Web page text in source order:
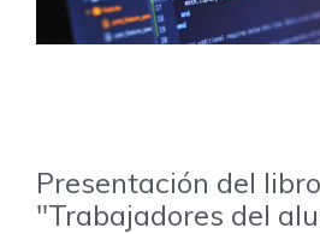
Presentación del libro
"Trabajadores del